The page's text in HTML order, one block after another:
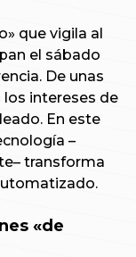
que vigila al
el sábado
De unas
los intereses de
En este
–
transforma
«de